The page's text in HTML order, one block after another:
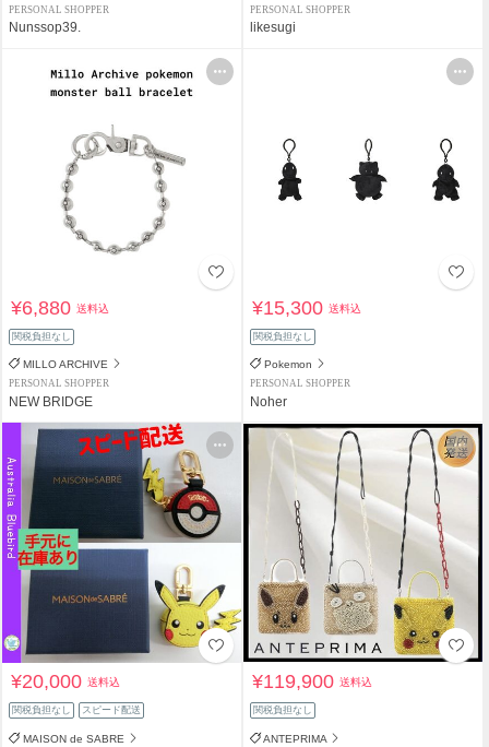
PERSONAL SHOPPER
Nunssop39.
PERSONAL SHOPPER
likesugi
¥6,880送料込
関税負担なし
MILLO ARCHIVE
PERSONAL SHOPPER
NEW BRIDGE
¥15,300送料込
関税負担なし
Pokemon
PERSONAL SHOPPER
Noher
¥20,000送料込
関税負担なし スピード配送
MAISON de SABRE
¥119,900送料込
関税負担なし
ANTEPRIMA